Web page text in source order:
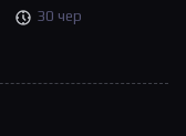
30 чер